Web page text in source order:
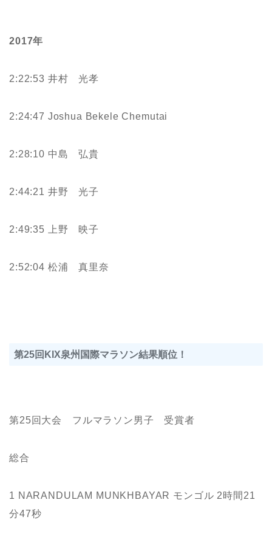
2017年
2:22:53 井村 光孝
2:24:47 Joshua Bekele Chemutai
2:28:10 中島 弘貴
2:44:21 井野 光子
2:49:35 上野 映子
2:52:04 松浦 真里奈
第25回KIX泉州国際マラソン結果順位！
第25回大会 フルマラソン男子 受賞者
総合
1 NARANDULAM MUNKHBAYAR モンゴル 2時間21
分47秒